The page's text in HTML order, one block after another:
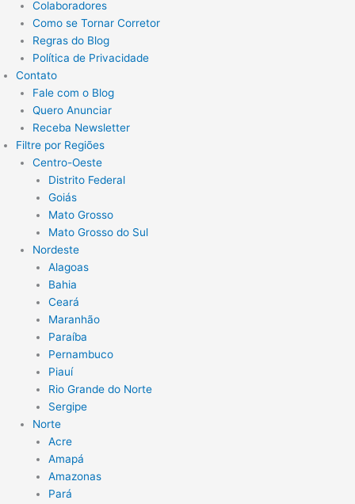
Colaboradores
Como se Tornar Corretor
Regras do Blog
Política de Privacidade
Contato
Fale com o Blog
Quero Anunciar
Receba Newsletter
Filtre por Regiões
Centro-Oeste
Distrito Federal
Goiás
Mato Grosso
Mato Grosso do Sul
Nordeste
Alagoas
Bahia
Ceará
Maranhão
Paraíba
Pernambuco
Piauí
Rio Grande do Norte
Sergipe
Norte
Acre
Amapá
Amazonas
Pará